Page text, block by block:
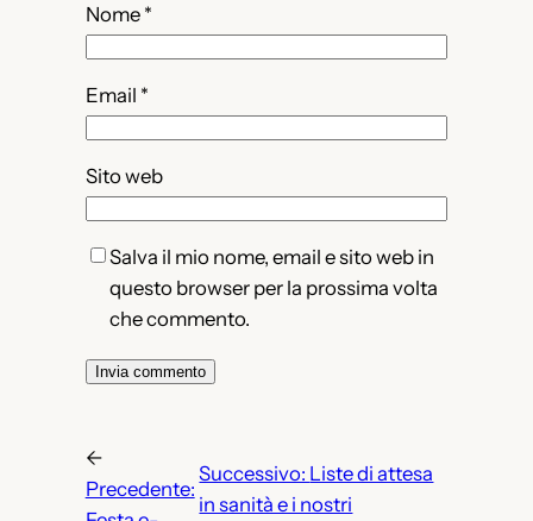
Nome *
Email *
Sito web
Salva il mio nome, email e sito web in
questo browser per la prossima volta
che commento.
←
Precedente:
Successivo: Liste di attesa
in sanità e i nostri